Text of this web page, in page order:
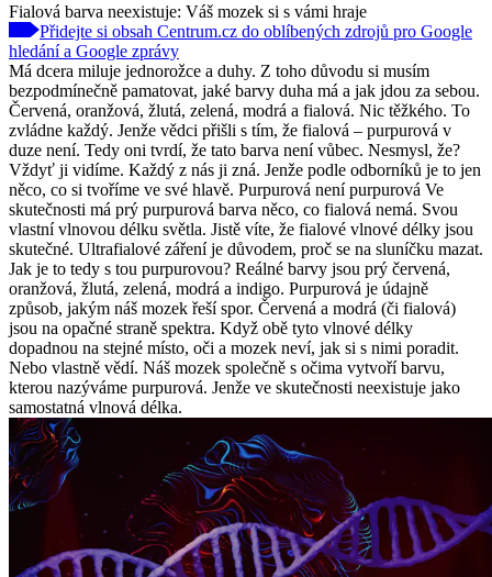
Fialová barva neexistuje: Váš mozek si s vámi hraje
Přidejte si obsah Centrum.cz do oblíbených zdrojů pro Google
hledání a Google zprávy
Má dcera miluje jednorožce a duhy. Z toho důvodu si musím
bezpodmínečně pamatovat, jaké barvy duha má a jak jdou za sebou.
Červená, oranžová, žlutá, zelená, modrá a fialová. Nic těžkého. To
zvládne každý. Jenže vědci přišli s tím, že fialová – purpurová v
duze není. Tedy oni tvrdí, že tato barva není vůbec. Nesmysl, že?
Vždyť ji vidíme. Každý z nás ji zná. Jenže podle odborníků je to jen
něco, co si tvoříme ve své hlavě. Purpurová není purpurová Ve
skutečnosti má prý purpurová barva něco, co fialová nemá. Svou
vlastní vlnovou délku světla. Jistě víte, že fialové vlnové délky jsou
skutečné. Ultrafialové záření je důvodem, proč se na sluníčku mazat.
Jak je to tedy s tou purpurovou? Reálné barvy jsou prý červená,
oranžová, žlutá, zelená, modrá a indigo. Purpurová je údajně
způsob, jakým náš mozek řeší spor. Červená a modrá (či fialová)
jsou na opačné straně spektra. Když obě tyto vlnové délky
dopadnou na stejné místo, oči a mozek neví, jak si s nimi poradit.
Nebo vlastně vědí. Náš mozek společně s očima vytvoří barvu,
kterou nazýváme purpurová. Jenže ve skutečnosti neexistuje jako
samostatná vlnová délka.